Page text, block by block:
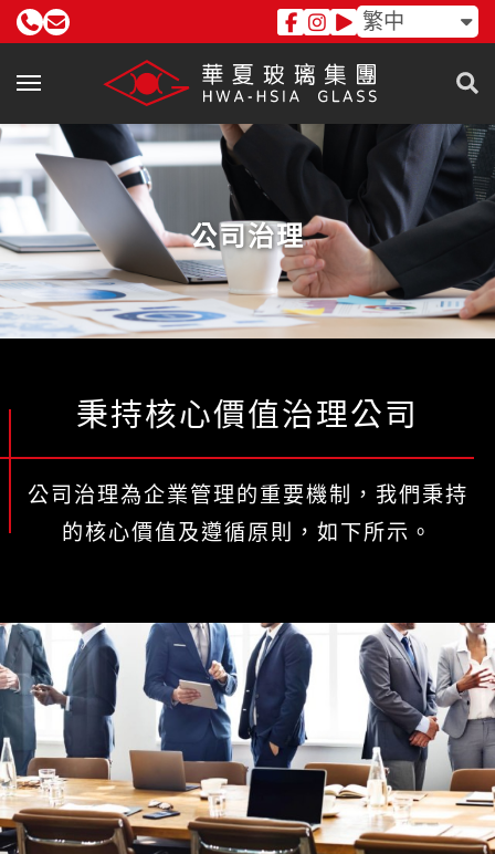
繁中
公司治理
秉持核心價值治理公司
公司治理為企業管理的重要機制，我們秉持
的核心價值及遵循原則，如下所示。